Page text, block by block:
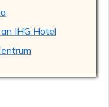
IHG Hotel